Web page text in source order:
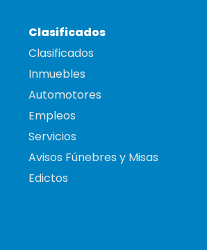
Clasificados
Clasificados
Inmuebles
Automotores
Empleos
Servicios
Avisos Fúnebres y Misas
Edictos